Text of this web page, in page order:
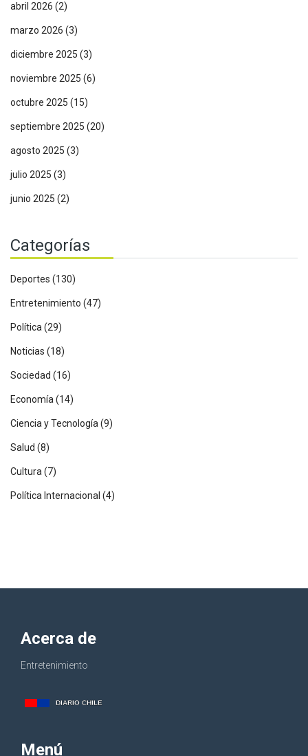
abril 2026 (2)
marzo 2026 (3)
diciembre 2025 (3)
noviembre 2025 (6)
octubre 2025 (15)
septiembre 2025 (20)
agosto 2025 (3)
julio 2025 (3)
junio 2025 (2)
Categorías
Deportes (130)
Entretenimiento (47)
Política(29)
Noticias (18)
Sociedad (16)
Economía(14)
Ciencia y Tecnología(9)
Salud (8)
Cultura(7)
Política Internacional (4)
Acerca de
Entretenimiento
Menú